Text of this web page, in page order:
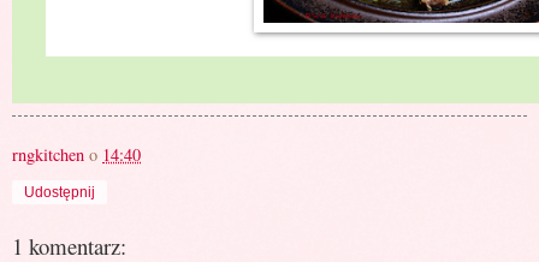
rngkitchen o 14:40
Udostępnij
1 komentarz: